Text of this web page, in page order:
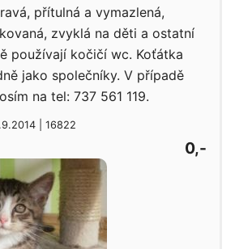
přítulná a vymazlená,
zvyklá na děti a ostatní
používají kočičí wc. Koťátka
jako společníky. V případě
na tel: 737 561 119.
| 16822
0,-